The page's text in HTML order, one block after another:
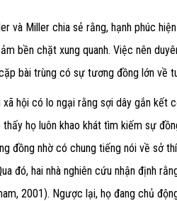
và Miller chia sẻ rằng, hạnh phúc
bền chặt xung quanh. Việc nên
bài trùng có sự tương đồng lớn về
hội có lo ngại rằng sợi dây gắn kết
họ luôn khao khát tìm kiếm sự
đồng nhờ có chung tiếng nói về sở
đó, hai nhà nghiên cứu nhận định
2001). Ngược lại, họ đang chủ